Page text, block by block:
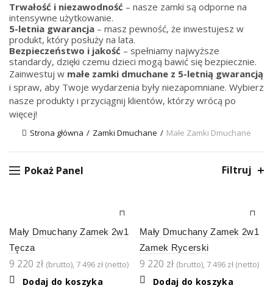
Trwałość i niezawodność – nasze zamki są odporne na
intensywne użytkowanie.
5-letnia gwarancja – masz pewność, że inwestujesz w
produkt, który posłuży na lata.
Bezpieczeństwo i jakość – spełniamy najwyższe
standardy, dzięki czemu dzieci mogą bawić się bezpiecznie.
Zainwestuj w małe zamki dmuchane z 5-letnią gwarancją
i spraw, aby Twoje wydarzenia były niezapomniane. Wybierz
nasze produkty i przyciągnij klientów, którzy wrócą po
więcej!
Strona główna Zamki Dmuchane Małe Zamki Dmuchane
Pokaż Panel Filtruj
Mały Dmuchany Zamek 2w1
Tęcza
9 220 zł (brutto), 7 496 zł (netto)
Dodaj do koszyka
Mały Dmuchany Zamek 2w1
Zamek Rycerski
9 220 zł (brutto), 7 496 zł (netto)
Dodaj do koszyka